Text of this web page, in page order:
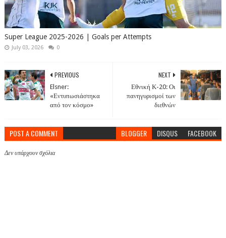
Super League 2025-2026 | Goals per Attempts
July 03, 2026 0
NEXT
Εθνική Κ-20: Οι
πανηγυρισμοί των
διεθνών
PREVIOUS
Elsner:
«Εντυπωσιάστηκα
από τον κόσμο»
POST A COMMENT BLOGGER DISQUS FACEBOOK
Δεν υπάρχουν σχόλια